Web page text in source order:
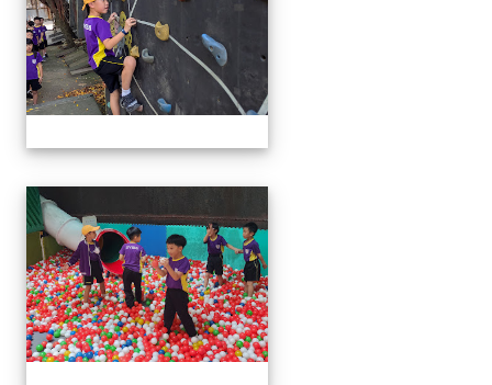
114學年二年級戶外教學